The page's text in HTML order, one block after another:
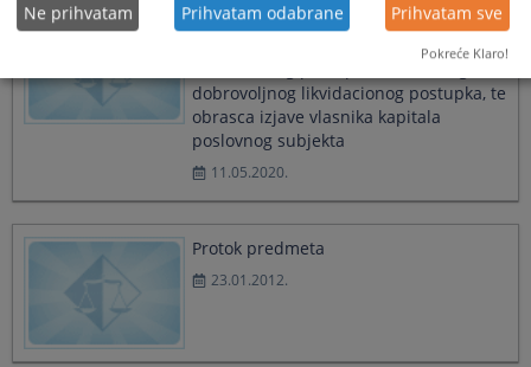
Pravilnik izgledu i sadržaju obrasca
prijedloga za pokretanje redovnog
dobrovoljnog likvidacionog postupka, te
obrasca izjave vlasnika kapitala
poslovnog subjekta
11.05.2020.
Protok predmeta
23.01.2012.
Ne prihvatam Prihvatam odabrane Prihvatam sve
Pokreće Klaro!